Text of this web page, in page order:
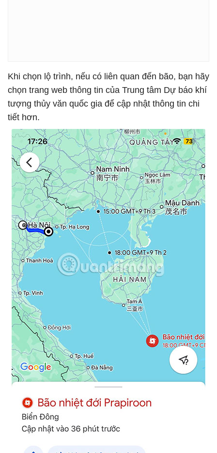
Khi chọn lộ trình, nếu có liên quan đến bão, bạn hãy
chọn trang web thông tin của Trung tâm Dự báo khí
tượng thủy văn quốc gia để cập nhật thông tin chi
tiết hơn.